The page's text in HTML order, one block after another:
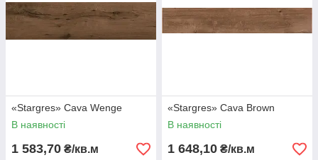
«Stargres» Сava Wenge
В наявності
1 583,70 ₴/кв.м
«Stargres» Сava Brown
В наявності
1 648,10 ₴/кв.м